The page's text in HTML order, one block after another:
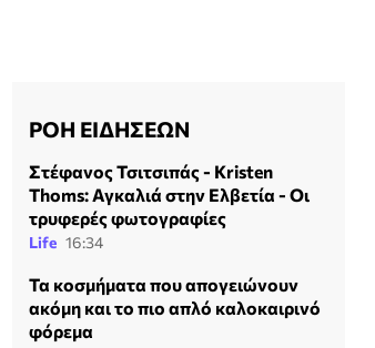
ΡΟΗ ΕΙΔΗΣΕΩΝ
Στέφανος Τσιτσιπάς - Kristen
Thoms: Αγκαλιά στην Ελβετία - Οι
τρυφερές φωτογραφίες
Life 16:34
Τα κοσμήματα που απογειώνουν
ακόμη και το πιο απλό καλοκαιρινό
φόρεμα